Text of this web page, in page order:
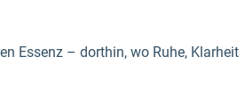
Essenz – dorthin, wo Ruhe, Klarheit